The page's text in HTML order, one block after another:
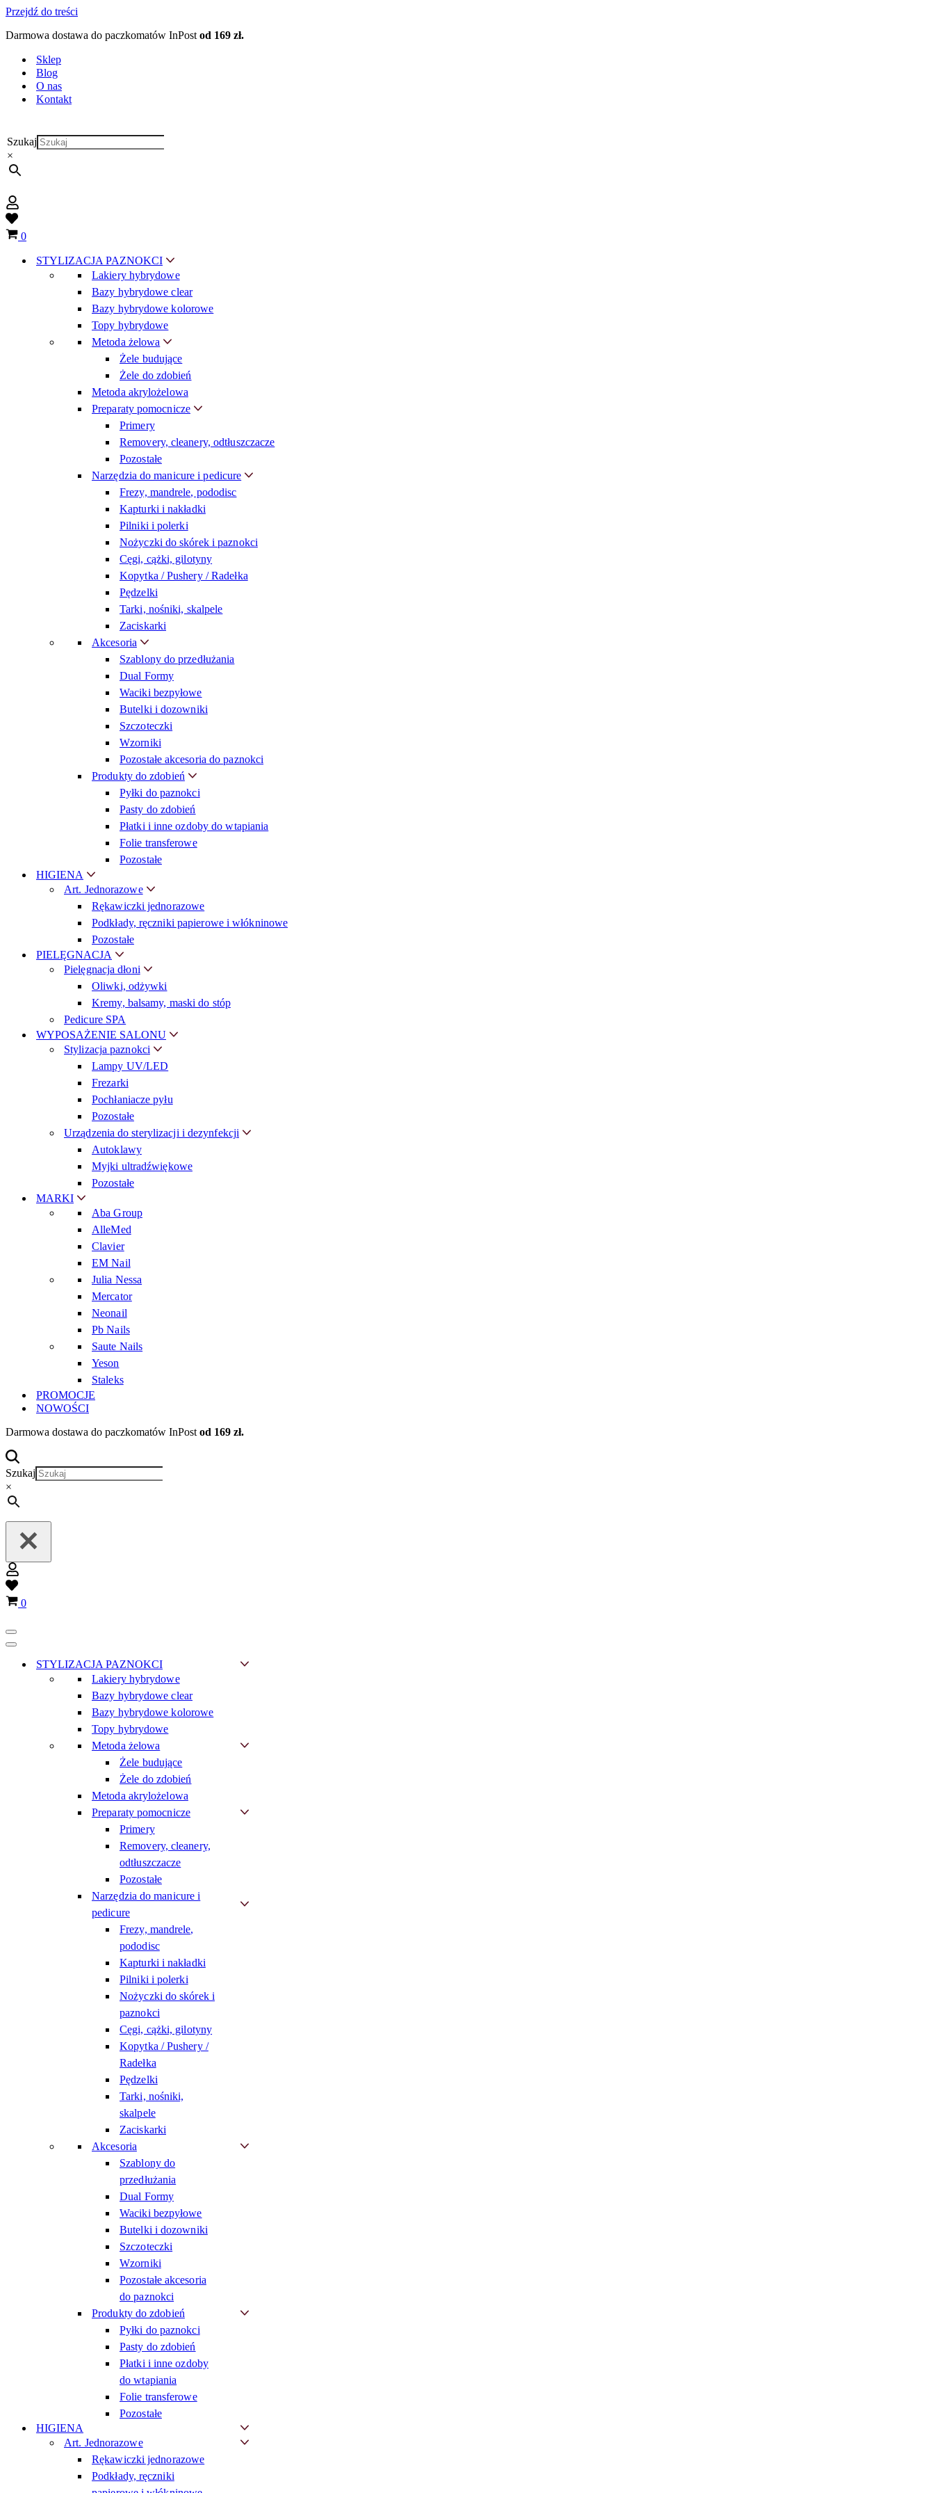
Przejdź do treści
Darmowa dostawa do paczkomatów InPost od 169 zł.
Sklep
Blog
O nas
Kontakt
Szukaj
×
Wish
listKoszyk
0
STYLIZACJA PAZNOKCI
Lakiery hybrydowe
Bazy hybrydowe clear
Bazy hybrydowe kolorowe
Topy hybrydowe
Metoda żelowa
Żele budujące
Żele do zdobień
Metoda akrylożelowa
Preparaty pomocnicze
Primery
Removery, cleanery, odtłuszczacze
Pozostałe
Narzędzia do manicure i pedicure
Frezy, mandrele, pododisc
Kapturki i nakładki
Pilniki i polerki
Nożyczki do skórek i paznokci
Cęgi, cążki, gilotyny
Kopytka / Pushery / Radełka
Pędzelki
Tarki, nośniki, skalpele
Zaciskarki
Akcesoria
Szablony do przedłużania
Dual Formy
Waciki bezpyłowe
Butelki i dozowniki
Szczoteczki
Wzorniki
Pozostałe akcesoria do paznokci
Produkty do zdobień
Pyłki do paznokci
Pasty do zdobień
Płatki i inne ozdoby do wtapiania
Folie transferowe
Pozostałe
HIGIENA
Art. Jednorazowe
Rękawiczki jednorazowe
Podkłady, ręczniki papierowe i włókninowe
Pozostałe
PIELĘGNACJA
Pielęgnacja dłoni
Oliwki, odżywki
Kremy, balsamy, maski do stóp
Pedicure SPA
WYPOSAŻENIE SALONU
Stylizacja paznokci
Lampy UV/LED
Frezarki
Pochłaniacze pyłu
Pozostałe
Urządzenia do sterylizacji i dezynfekcji
Autoklawy
Myjki ultradźwiękowe
Pozostałe
MARKI
Aba Group
AlleMed
Clavier
EM Nail
Julia Nessa
Mercator
Neonail
Pb Nails
Saute Nails
Yeson
Staleks
PROMOCJE
NOWOŚCI
Darmowa dostawa do paczkomatów InPost od 169 zł.
Szukaj
×
Wish
listKoszyk
0
Menu
nawigacji
Menu
nawigacjiSTYLIZACJA PAZNOKCI
Lakiery hybrydowe
Bazy hybrydowe clear
Bazy hybrydowe kolorowe
Topy hybrydowe
Metoda żelowa
Żele budujące
Żele do zdobień
Metoda akrylożelowa
Preparaty pomocnicze
Primery
Removery, cleanery,
odtłuszczacze
Pozostałe
Narzędzia do manicure i
pedicure
Frezy, mandrele,
pododisc
Kapturki i nakładki
Pilniki i polerki
Nożyczki do skórek i
paznokci
Cęgi, cążki, gilotyny
Kopytka / Pushery /
Radełka
Pędzelki
Tarki, nośniki,
skalpele
Zaciskarki
Akcesoria
Szablony do
przedłużania
Dual Formy
Waciki bezpyłowe
Butelki i dozowniki
Szczoteczki
Wzorniki
Pozostałe akcesoria
do paznokci
Produkty do zdobień
Pyłki do paznokci
Pasty do zdobień
Płatki i inne ozdoby
do wtapiania
Folie transferowe
Pozostałe
HIGIENA
Art. Jednorazowe
Rękawiczki jednorazowe
Podkłady, ręczniki